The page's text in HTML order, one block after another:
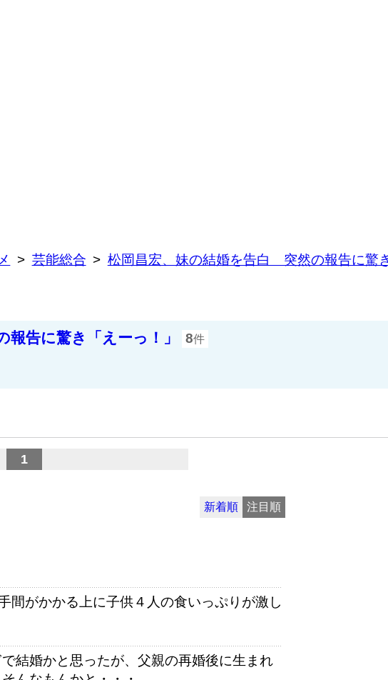
芸能総合 松岡昌宏、妹の結婚を告白 突然の報告に驚
告に驚き「えーっ！」 8件
1
新着順 注目順
間がかかる上に子供４人の食いっぷりが激し
結婚かと思ったが、父親の再婚後に生まれ